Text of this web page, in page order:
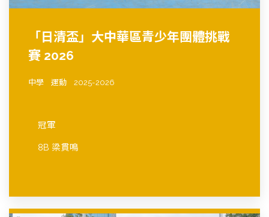
「日清盃」大中華區青少年團體挑戰
賽 2026
中學 運動 2025-2026
冠軍
8B 梁貫鳴